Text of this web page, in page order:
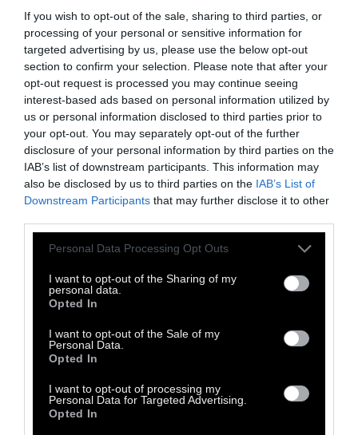
If you wish to opt-out of the sale, sharing to third parties, or
processing of your personal or sensitive information for
targeted advertising by us, please use the below opt-out
section to confirm your selection. Please note that after your
opt-out request is processed you may continue seeing
interest-based ads based on personal information utilized by
us or personal information disclosed to third parties prior to
your opt-out. You may separately opt-out of the further
disclosure of your personal information by third parties on the
IAB’s list of downstream participants. This information may
also be disclosed by us to third parties on the IAB’s List of
Downstream Participants that may further disclose it to other
Personal Data Processing Opt Outs
I want to opt-out of the Sharing of my
personal data.
Opted In
I want to opt-out of the Sale of my
Personal Data.
Opted In
I want to opt-out of processing my
Personal Data for Targeted Advertising.
Opted In
πολυδιαβασμένος, η Σάσα είναι θαρραλέα και
απρόβλεπτη. Μαζί, γίνονται πολύτιμοι ο
ένας για τον άλλον. Όπως ακριβώς και η
σχέση των παππούδων με τα εγγόνια, που
είναι τόσο σημαντική και ιδιαίτερη.
Απαλλαγμένες από το καθήκον της
ανατροφής, οι γενιές συναντιούνται εδώ,
ιδανικά στο ίδιο επίπεδο και με αγάπη στην
καρδιά».
Όμως, το βιβλίο δεν είναι απλώς μια
τρυφερή ιστορία φιλίας. Είναι μια βαθιά
Λογοτεχνίας. Ο Χεν είναι σαφής: «Ένα βιβλίο
μπορεί να έχει θεραπευτική δύναμη, και
κυρίως είναι μια μηχανή ενσυναίσθησης.
Χωρίς ιστορίες δεν υπάρχει ενσυναίσθηση,
Δημοκρατία. Η Τέχνη είναι το οξυγόνο του
πολιτεύματός μας», επισημαίνει στην